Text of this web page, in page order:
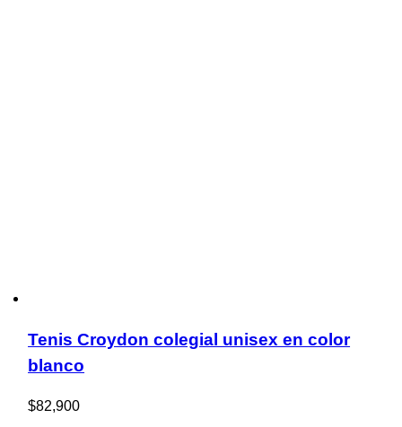
Tenis Croydon colegial unisex en color
blanco
$82,900